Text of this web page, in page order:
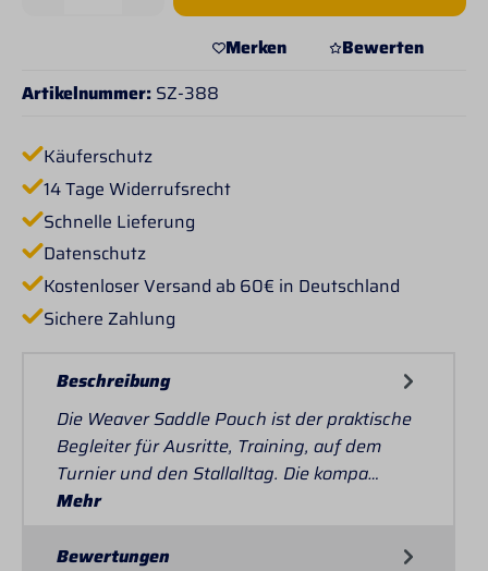
Merken
Bewerten
Artikelnummer: SZ-388
Käuferschutz
14 Tage Widerrufsrecht
Schnelle Lieferung
Datenschutz
Kostenloser Versand ab 60€ in Deutschland
Sichere Zahlung
Beschreibung
Die Weaver Saddle Pouch ist der praktische
Begleiter für Ausritte, Training, auf dem
Turnier und den Stallalltag. Die kompa…
Mehr
Bewertungen